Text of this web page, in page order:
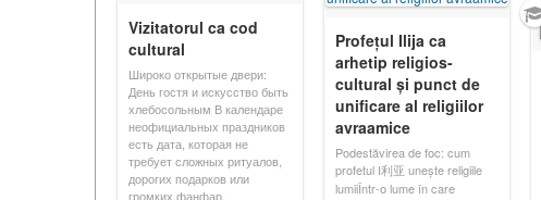
Profețul Ilija ca
arhetip religios-
cultural și punct de
unificare al religiilor
avraamice
Podestăvirea de foc: cum
profetul I利亚 unește religiile
lumiiÎntr-o lume în care
Vizitatorul ca cod
cultural
Широко открытые двери:
День гостя и искусство быть
хлебосольным В календаре
неофициальных праздников
есть дата, которая не
требует сложных ритуалов,
дорогих подарков или
громких фанфар.